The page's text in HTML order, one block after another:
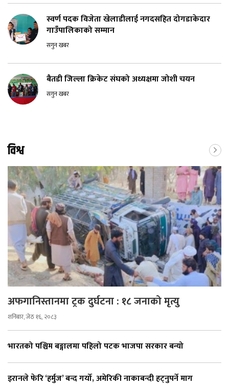
स्वर्ण पदक विजेता खेलाडीलाई नगदसहित दोगडाकेदार
गाउँपालिकाको सम्मान
सगुन खबर
बैतडी जिल्ला क्रिकेट संघको अध्यक्षमा जोशी चयन
सगुन खबर
विश्व
अफगानिस्तानमा ट्रक दुर्घटना : १८ जनाको मृत्यु
शनिबार, जेठ १६, २०८३
भारतको पश्चिम बङ्गालमा पहिलो पटक भाजपा सरकार बन्यो
इरानले फेरि ‘हर्मुज’ बन्द गर्यो, अमेरिकी नाकाबन्दी हट्नुपर्ने माग